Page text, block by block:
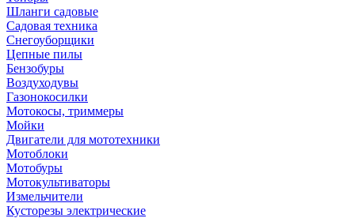
Шланги садовые
Садовая техника
Снегоуборщики
Цепные пилы
Бензобуры
Воздуходувы
Газонокосилки
Мотокосы, триммеры
Мойки
Двигатели для мототехники
Мотоблоки
Мотобуры
Мотокультиваторы
Измельчители
Кусторезы электрические